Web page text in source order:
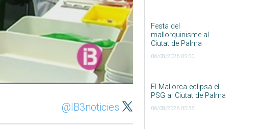
Festa del
mallorquinisme al
Ciutat de Palma
06/08/2026 05:50
El Mallorca eclipsa el
PSG al Ciutat de Palma
06/08/2026 05:36
@IB3noticies